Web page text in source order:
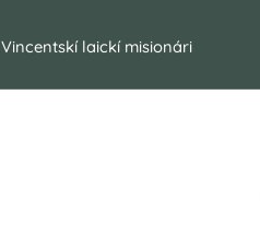
Vincentskí laickí misionári